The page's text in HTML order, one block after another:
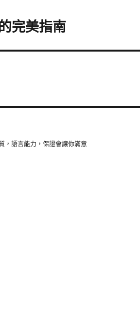
完美指南
，語言能力，保證會讓你滿意